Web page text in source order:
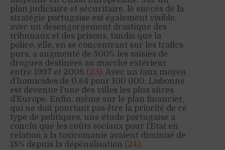
plan judiciaire et sécuritaire, le succès de la
stratégie portugaise est également visible,
avec un désengorgement drastique des
tribunaux et des prisons, tandis que la
police, elle, en se concentrant sur les trafics
purs, a augmenté de 500% les saisies de
drogues destinées au marché extérieur
entre 1997 et 2008 (23). Avec un taux moyen
d’homicides de 0,64 pour 100 000, Lisbonne
est devenue l’une des villes les plus sûres
d’Europe. Enfin, même sur le plan financier,
qui ne doit pourtant pas être la priorité de ce
type de politiques, une étude portugaise a
conclu que les coûts sociaux pour l’Etat en
relation à la toxicomanie avaient diminué de
18% depuis la dépénalisation (24).